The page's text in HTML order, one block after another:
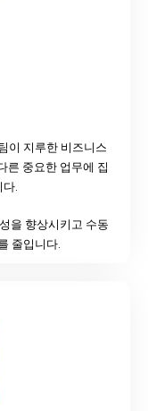
이 지루한 비즈니스
른 중요한 업무에 집
.
을 향상시키고 수동
줄입니다.